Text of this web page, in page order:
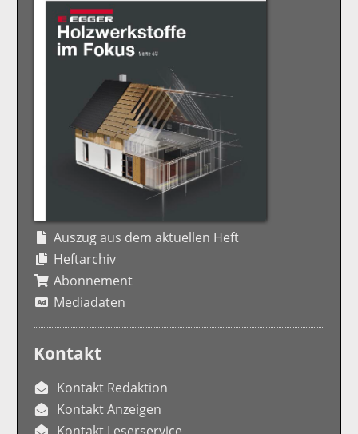
Auszug aus dem aktuellen Heft
Heftarchiv
Abonnement
Mediadaten
Kontakt
Kontakt Redaktion
Kontakt Anzeigen